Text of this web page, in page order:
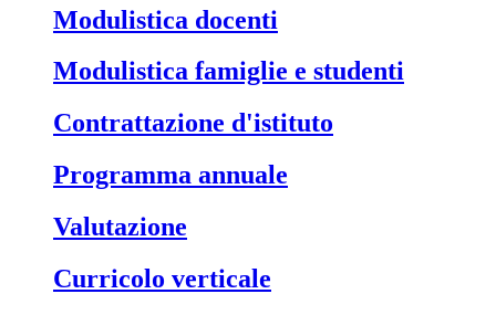
Modulistica docenti
Modulistica famiglie e studenti
Contrattazione d'istituto
Programma annuale
Valutazione
Curricolo verticale